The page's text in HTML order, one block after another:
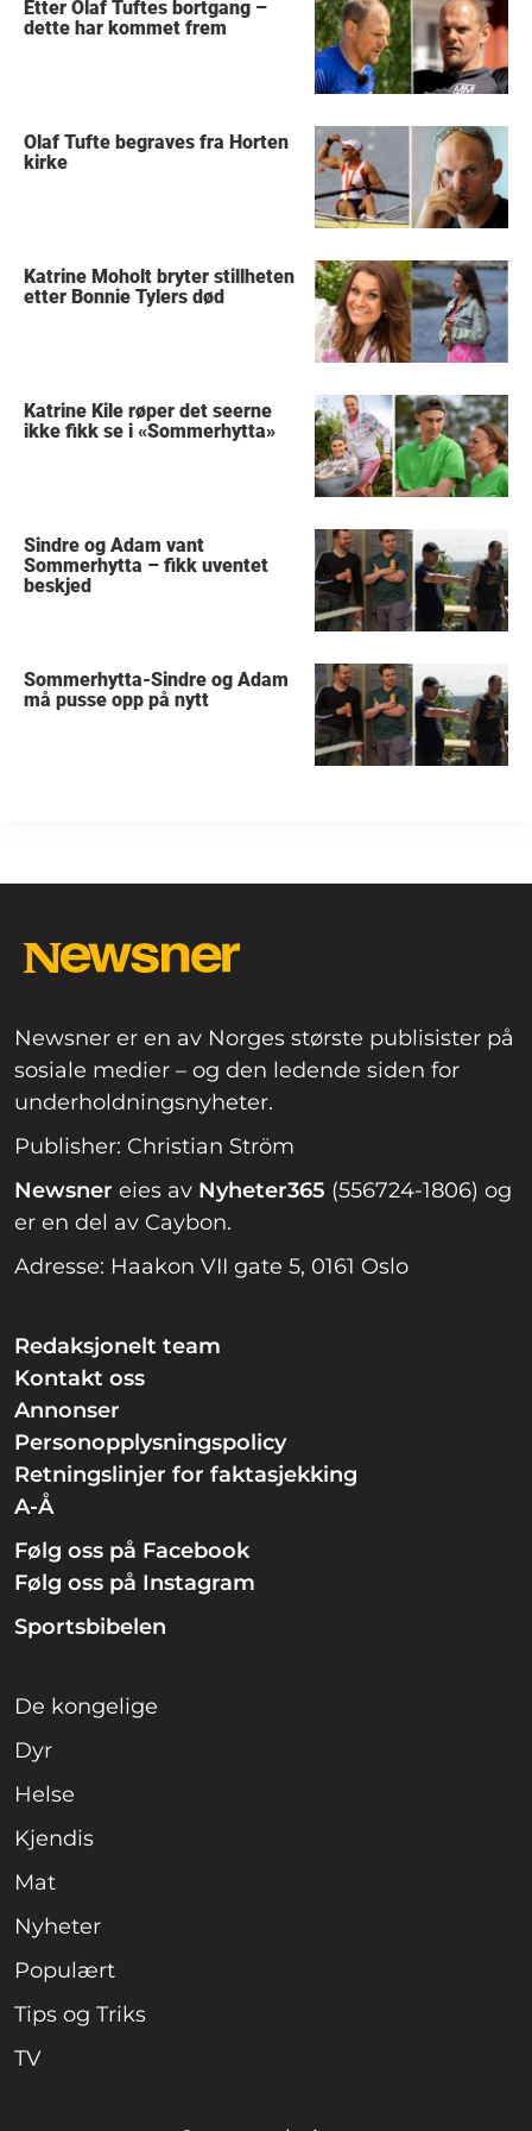
Etter Olaf Tuftes bortgang –
dette har kommet frem
Olaf Tufte begraves fra Horten
kirke
Katrine Moholt bryter stillheten
etter Bonnie Tylers død
Katrine Kile røper det seerne
ikke fikk se i «Sommerhytta»
Sindre og Adam vant
Sommerhytta – fikk uventet
beskjed
Sommerhytta-Sindre og Adam
må pusse opp på nytt
Newsner er en av Norges største publisister på
sosiale medier – og den ledende siden for
underholdningsnyheter.
Publisher: Christian Ström
Newsner eies av Nyheter365 (556724-1806) og
er en del av Caybon.
Adresse: Haakon VII gate 5, 0161 Oslo
Redaksjonelt team
Kontakt oss
Annonser
Personopplysningspolicy
Retningslinjer for faktasjekking
A-Å
Følg oss på Facebook
Følg oss på Instagram
Sportsbibelen
De kongelige
Dyr
Helse
Kjendis
Mat
Nyheter
Populært
Tips og Triks
TV